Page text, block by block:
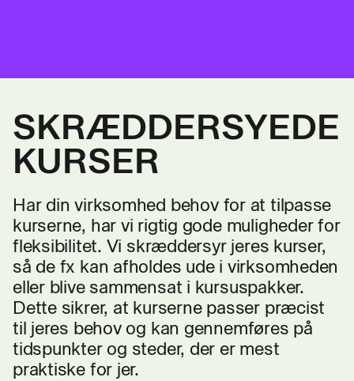
SKRÆDDERSYEDE
KURSER
Har din virksomhed behov for at tilpasse
kurserne, har vi rigtig gode muligheder for
fleksibilitet. Vi skræddersyr jeres kurser,
så de fx kan afholdes ude i virksomheden
eller blive sammensat i kursuspakker.
Dette sikrer, at kurserne passer præcist
til jeres behov og kan gennemføres på
tidspunkter og steder, der er mest
praktiske for jer.